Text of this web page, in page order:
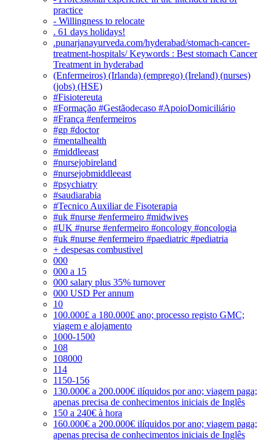
practice
- Willingness to relocate
. 61 days holidays!
.punarjanayurveda.com/hyderabad/stomach-cancer-
treatment-hospitals/ Keywords : Best stomach Cancer
Treatment in hyderabad
(Enfermeiros) (Irlanda) (emprego) (Ireland) (nurses)
(jobs) (HSE)
#Fisiotereuta
#Formação #Gestãodecaso #ApoioDomiciliário
#França #enfermeiros
#gp #doctor
#mentalhealth
#middleeast
#nursejobireland
#nursejobmiddleeast
#psychiatry
#saudiarabia
#Tecnico Auxiliar de Fisoterapia
#uk #nurse #enfermeiro #midwives
#UK #nurse #enfermeiro #oncology #oncologia
#uk #nurse #enfermeiro #paediatric #pediatria
+ despesas combustivel
000
000 a 15
000 salary plus 35% turnover
000 USD Per annum
10
100.000£ a 180.000£ ano; processo registo GMC;
viagem e alojamento
1000-1500
108
108000
114
1150-156
130.000€ a 200.000€ ilíquidos por ano; viagem paga;
apenas precisa de conhecimentos iniciais de Inglês
150 a 240€ à hora
160.000€ a 200.000€ ilíquidos por ano; viagem paga;
apenas precisa de conhecimentos iniciais de Inglês